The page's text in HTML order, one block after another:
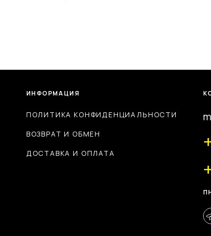
ИНФОРМАЦИЯ
ПОЛИТИКА КОНФИДЕНЦИАЛЬНОСТИ
ВОЗВРАТ И ОБМЕН
ДОСТАВКА И ОПЛАТА